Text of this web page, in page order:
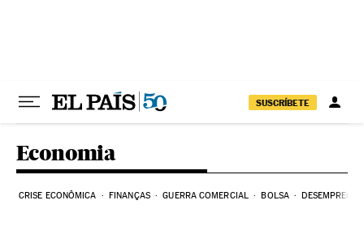
SUSCRÍBETE
Economia
CRISE ECONÔMICA FINANÇAS GUERRA COMERCIAL BOLSA DESEMPREGO